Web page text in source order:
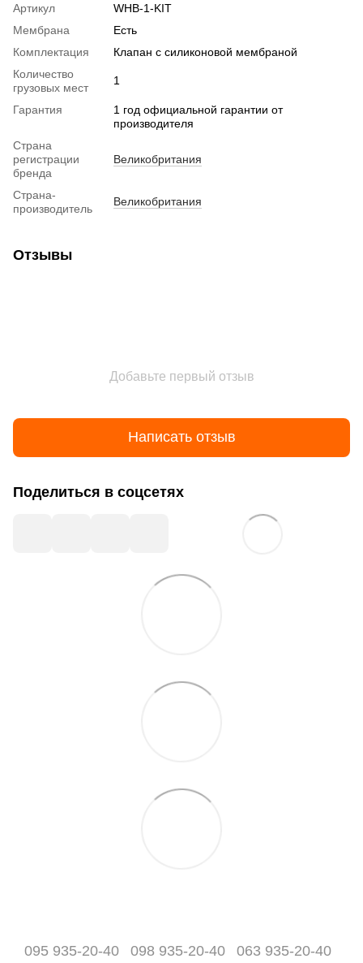
Артикул
WHB-1-KIT
Мембрана
Есть
Комплектация
Клапан с силиконовой мембраной
Количество
грузовых мест
1
Гарантия
1 год официальной гарантии от
производителя
Страна
регистрации
бренда
Великобритания
Страна-
производитель
Великобритания
Отзывы
Добавьте первый отзыв
Написать отзыв
Поделиться в соцсетях
095 935-20-40 098 935-20-40 063 935-20-40